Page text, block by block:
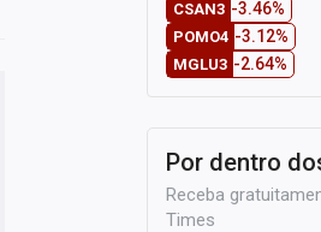
CSAN3 -3.46%
POMO4 -3.12%
MGLU3 -2.64%
Por dentro
Receba
Times